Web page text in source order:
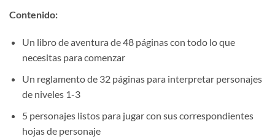
Contenido:
Un libro de aventura de 48 páginas con todo lo que
necesitas para comenzar
Un reglamento de 32 páginas para interpretar personajes
de niveles 1-3
5 personajes listos para jugar con sus correspondientes
hojas de personaje